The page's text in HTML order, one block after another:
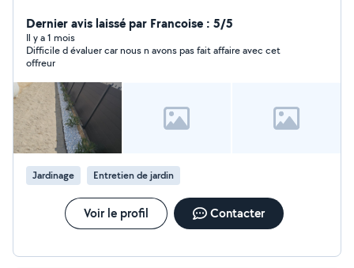
Dernier avis laissé par Francoise : 5/5
Il y a 1 mois
Difficile d évaluer car nous n avons pas fait affaire avec cet
offreur
Jardinage Entretien de jardin
Voir le profil Contacter